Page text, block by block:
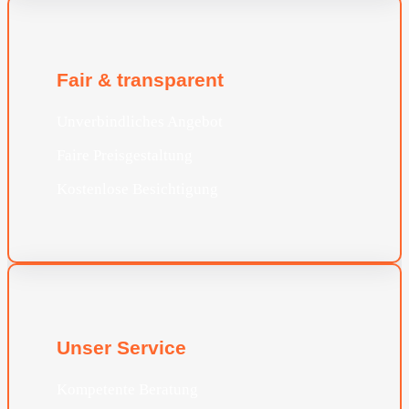
Fair & transparent
Unser Service